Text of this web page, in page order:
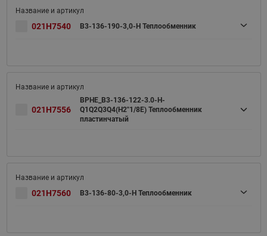
021H7540 B3-136-190-3,0-H Теплообменник
021H7556
BPHE_B3-136-122-3.0-H-
Q1Q2Q3Q4(H2"1/8E) Теплообменник
пластинчатый
021H7560 B3-136-80-3,0-H Теплообменник